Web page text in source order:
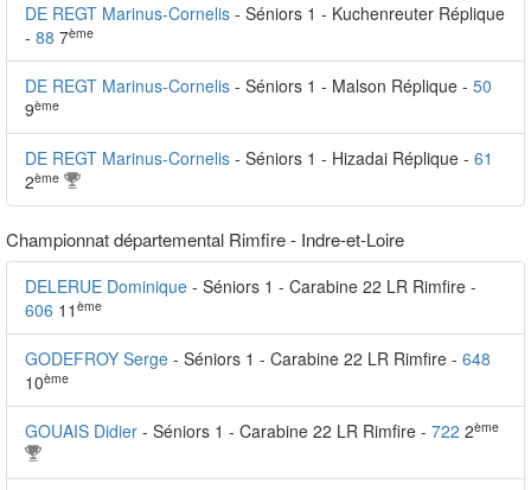
DE REGT Marinus-Cornelis - Séniors 1 - Kuchenreuter Réplique
- 88 7ème
DE REGT Marinus-Cornelis - Séniors 1 - Malson Réplique - 50
9ème
DE REGT Marinus-Cornelis - Séniors 1 - Hizadai Réplique - 61
2ème
Championnat départemental Rimfire - Indre-et-Loire
DELERUE Dominique - Séniors 1 - Carabine 22 LR Rimfire -
606 11 ème
GODEFROY Serge - Séniors 1 - Carabine 22 LR Rimfire - 648
10ème
GOUAIS Didier - Séniors 1 - Carabine 22 LR Rimfire - 722 2ème